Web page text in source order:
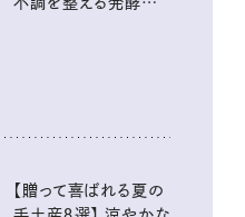
【贈って喜ばれる夏の